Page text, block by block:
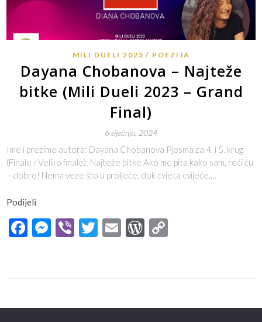
MILI DUELI 2023 POEZIJA
Dayana Chobanova – Najteže
bitke (Mili Dueli 2023 – Grand
Final)
6 siječnja, 2024
Ime i prezime autora: Dayana Chobanova Pjesma za 4. i 5. krug
(Finale / Veliko finale): Najteže bitke Ako me pita kako sam, reći ću
– dobro! Nema veze što u proljeće, dok cvjeta cvijeće,…
Podijeli
Facebook
Messenger
ViberTwitter
EmailWordPress